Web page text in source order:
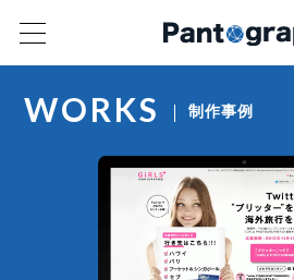
WORKS 制作事例